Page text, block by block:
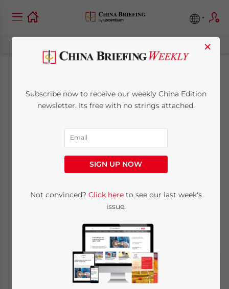
Hongkongs High-
Speed
Zugverbindung mit
Chinas Festland am
23. September
eröffnet
Posted byGerman Desk
Melissa CyrillReading Time:
×
Subscribe now to receive our weekly China Edition
newsletter. Its free with no strings attached.
SIGN UP NOW
Not convinced? Click hereto see our last week's
issue.